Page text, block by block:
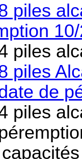
piles
piles
piles
de
piles